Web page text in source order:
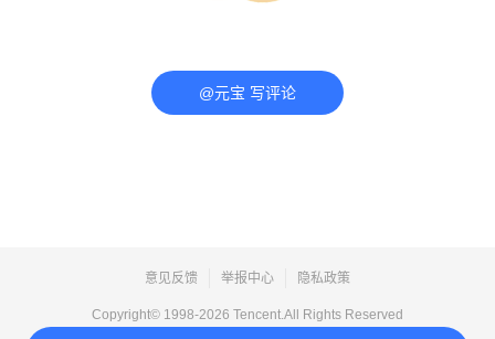
@元宝 写评论
意见反馈 举报中心 隐私政策
Copyright© 1998-2026 Tencent.All Rights Reserved